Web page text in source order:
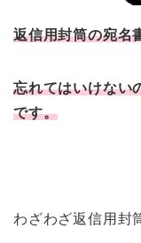
返信用封筒の宛名
忘れてはいけない
です。
わざわざ返信用封